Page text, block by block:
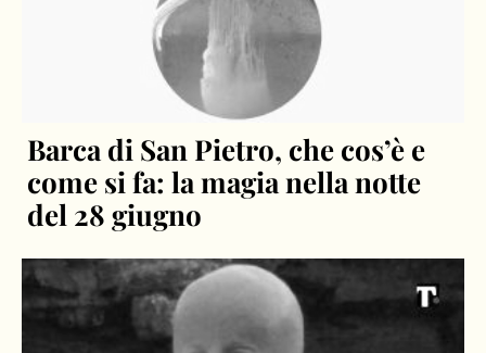
Barca di San Pietro, che cos’è e
come si fa: la magia nella notte
del 28 giugno